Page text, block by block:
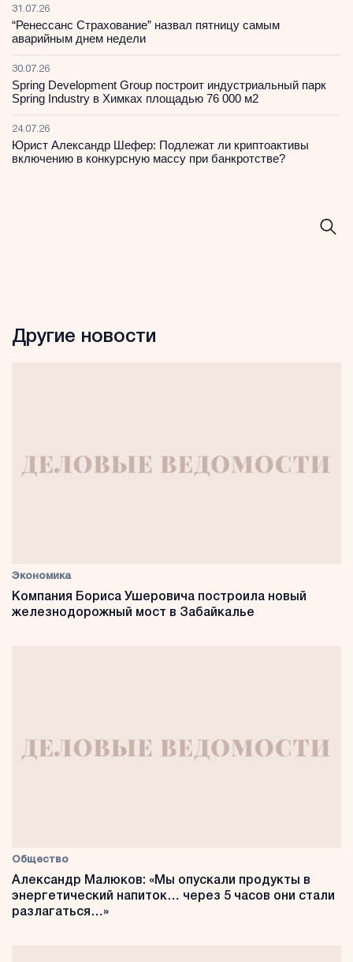
31.07.26
“Ренессанс Страхование” назвал пятницу самым
аварийным днем недели
30.07.26
Spring Development Group построит индустриальный парк
Spring Industry в Химках площадью 76 000 м2
24.07.26
Юрист Александр Шефер: Подлежат ли криптоактивы
включению в конкурсную массу при банкротстве?
Другие новости
Экономика
Компания Бориса Ушеровича построила новый
железнодорожный мост в Забайкалье
Общество
Александр Малюков: «Мы опускали продукты в
энергетический напиток… через 5 часов они стали
разлагаться…»